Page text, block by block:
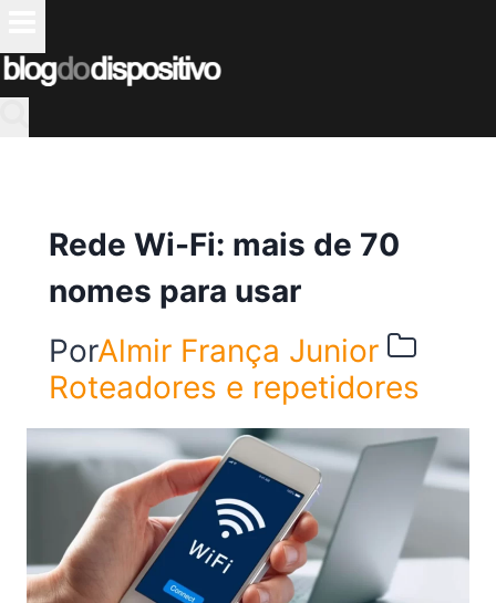
o
Rede Wi-Fi: mais de 70
nomes para usar
PorAlmir França Junior
Roteadores e repetidores